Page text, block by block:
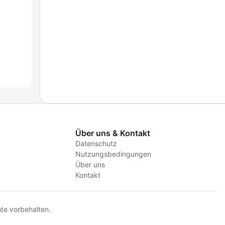
Über uns & Kontakt
Datenschutz
Nutzungsbedingungen
Über uns
Kontakt
vorbehalten.